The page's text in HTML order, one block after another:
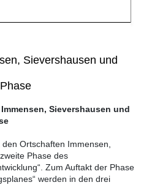
Sievershausen und
Sievershausen und
Ortschaften Immensen,
Phase des
Zum Auftakt der Phase
werden in den drei